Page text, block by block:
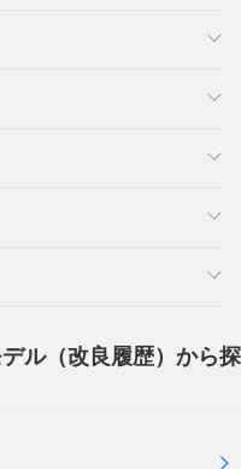
ル（改良履歴）から探